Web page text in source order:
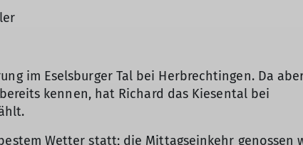
im Eselsburger Tal bei Herbrechtingen. Da
kennen, hat Richard das Kiesental bei
Wetter statt; die Mittagseinkehr genossen